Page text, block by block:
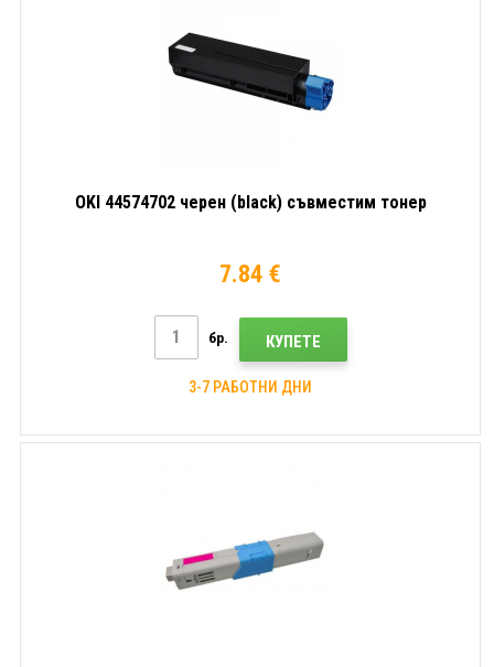
OKI 44574702 черен (black) съвместим тонер
7.84 €
бр. КУПЕТЕ
3-7 РАБОТНИ ДНИ